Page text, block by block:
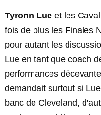
Tyronn Lue et les
fois de plus les Finales
pour autant les
Lue en tant que coach
performances
demandait surtout si
banc de Cleveland,